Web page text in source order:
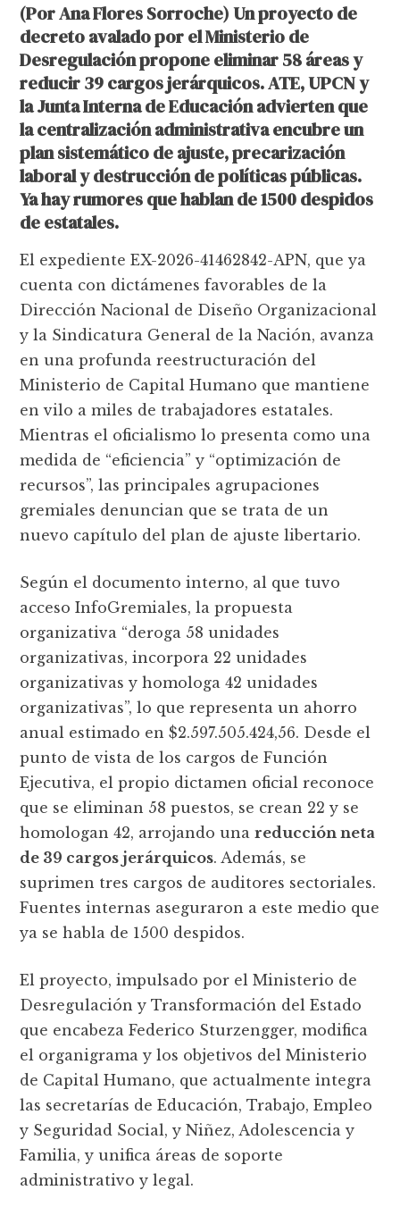
(Por Ana Flores Sorroche) Un proyecto de
decreto avalado por el Ministerio de
Desregulación propone eliminar 58 áreas y
reducir 39 cargos jerárquicos. ATE, UPCN y
la Junta Interna de Educación advierten que
la centralización administrativa encubre un
plan sistemático de ajuste, precarización
laboral y destrucción de políticas públicas.
Ya hay rumores que hablan de 1500 despidos
de estatales.
El expediente EX-2026-41462842-APN, que ya
cuenta con dictámenes favorables de la
Dirección Nacional de Diseño Organizacional
y la Sindicatura General de la Nación, avanza
en una profunda reestructuración del
Ministerio de Capital Humano que mantiene
en vilo a miles de trabajadores estatales.
Mientras el oficialismo lo presenta como una
medida de “eficiencia” y “optimización de
recursos”, las principales agrupaciones
gremiales denuncian que se trata de un
nuevo capítulo del plan de ajuste libertario.
Según el documento interno, al que tuvo
acceso InfoGremiales, la propuesta
organizativa “deroga 58 unidades
organizativas, incorpora 22 unidades
organizativas y homologa 42 unidades
organizativas”, lo que representa un ahorro
anual estimado en $2.597.505.424,56. Desde el
punto de vista de los cargos de Función
Ejecutiva, el propio dictamen oficial reconoce
que se eliminan 58 puestos, se crean 22 y se
homologan 42, arrojando unareducción neta
de 39 cargos jerárquicos. Además, se
suprimen tres cargos de auditores sectoriales.
Fuentes internas aseguraron a este medio que
ya se habla de 1500 despidos.
El proyecto, impulsado por el Ministerio de
Desregulación y Transformación del Estado
que encabeza Federico Sturzengger, modifica
el organigrama y los objetivos del Ministerio
de Capital Humano, que actualmente integra
las secretarías de Educación, Trabajo, Empleo
y Seguridad Social, y Niñez, Adolescencia y
Familia, y unifica áreas de soporte
administrativo y legal.